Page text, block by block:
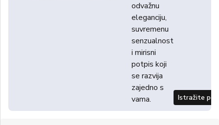
odvažnu
eleganciju,
suvremenu
senzualnost
i mirisni
potpis koji
se razvija
zajedno s
vama.
Istražite